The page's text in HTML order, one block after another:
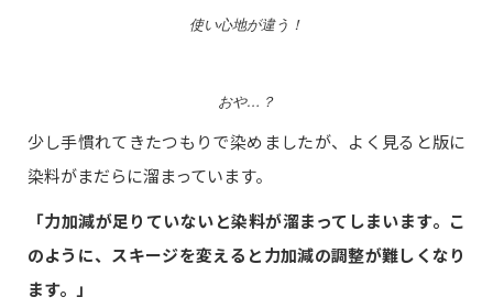
使い心地が違う！
おや…？
少し手慣れてきたつもりで染めましたが、よく見ると版に
染料がまだらに溜まっています。
「力加減が足りていないと染料が溜まってしまいます。こ
のように、スキージを変えると力加減の調整が難しくなり
ます。」